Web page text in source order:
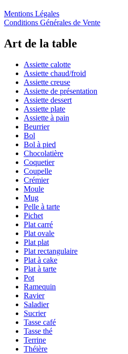
Mentions Légales
Conditions Générales de Vente
Art de la table
Assiette calotte
Assiette chaud/froid
Assiette creuse
Assiette de présentation
Assiette dessert
Assiette plate
Assiette à pain
Beurrier
Bol
Bol à pied
Chocolatière
Coquetier
Coupelle
Crémier
Moule
Mug
Pelle à tarte
Pichet
Plat carré
Plat ovale
Plat plat
Plat rectangulaire
Plat à cake
Plat à tarte
Pot
Ramequin
Ravier
Saladier
Sucrier
Tasse café
Tasse thé
Terrine
Théière